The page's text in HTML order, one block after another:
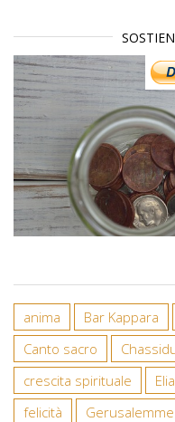
anima Bar Kappara
Canto sacro
crescita spirituale
felicità
Gerusalemme